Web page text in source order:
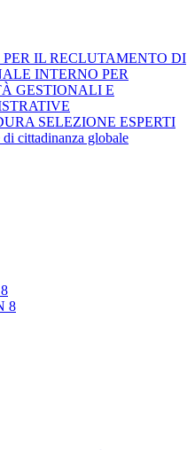
PER IL RECLUTAMENTO DI
INTERNO PER
GESTIONALI E
SELEZIONE ESPERTI
cittadinanza globale
8